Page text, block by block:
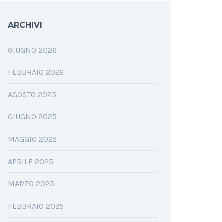
ARCHIVI
GIUGNO 2026
FEBBRAIO 2026
AGOSTO 2025
GIUGNO 2025
MAGGIO 2025
APRILE 2025
MARZO 2025
FEBBRAIO 2025